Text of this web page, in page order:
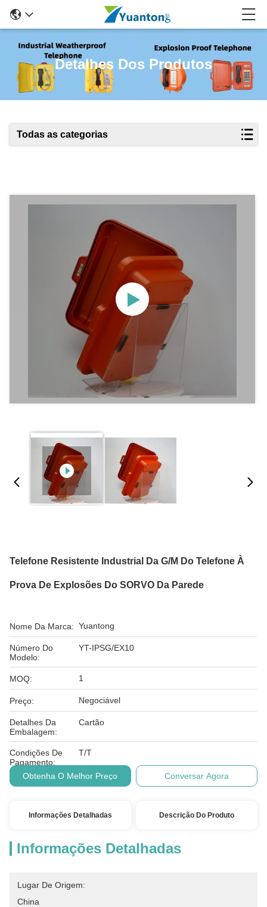
Detalhes Dos Produtos
Todas as categorias
Telefone Resistente Industrial Da G/M Do Telefone À
Prova De Explosões Do SORVO Da Parede
Nome Da Marca: Yuantong
Número Do
Modelo:
YT-IPSG/EX10
MOQ: 1
Preço: Negociável
Detalhes Da
Embalagem:
Cartão
Condições De
Pagamento:
T/T
Obtenha O Melhor Preço Conversar Agora
Informações Detalhadas Descrição Do Produto
Informações Detalhadas
Lugar De Origem:
China